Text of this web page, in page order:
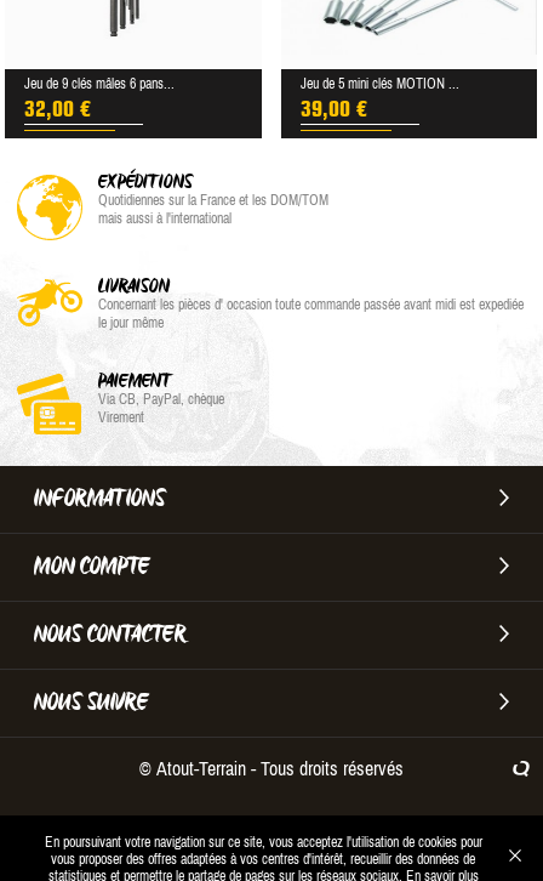
Jeu de 9 clés mâles 6 pans...
32,00 €
Jeu de 5 mini clés MOTION ...
39,00 €
EXPÉDITIONS
Quotidiennes sur la France et les DOM/TOM
mais aussi à l'international
LIVRAISON
Concernant les pièces d' occasion toute commande passée avant midi est expediée
le jour même
PAIEMENT
Via CB, PayPal, chèque
Virement
INFORMATIONS
MON COMPTE
NOUS CONTACTER
NOUS SUIVRE
En poursuivant votre navigation sur ce site, vous acceptez l'utilisation de cookies pour
vous proposer des offres adaptées à vos centres d'intérêt, recueillir des données de
statistiques et permettre le partage de pages sur les réseaux sociaux. En savoir plus
© Atout-Terrain - Tous droits réservés